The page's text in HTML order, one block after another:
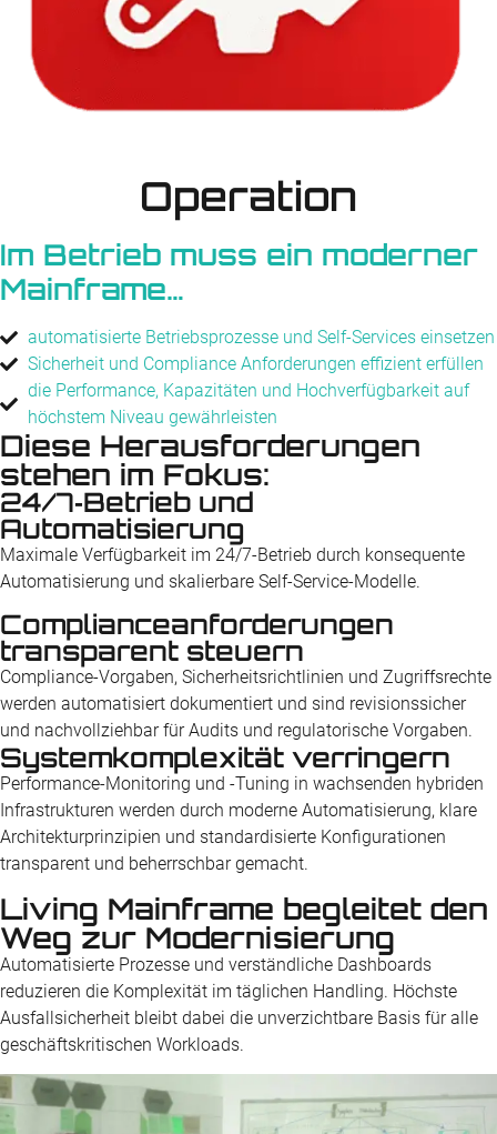
Operation
Im Betrieb muss ein moderner
Mainframe…
automatisierte Betriebs­prozesse und Self-Services einsetzen
Sicherheit und Compliance Anforderungen effizient erfüllen
die Performance, Kapazitäten und Hoch­verfügbarkeit auf
höchstem Niveau gewährleisten
Diese Herausforderungen
stehen im Fokus:
24/7‑Betrieb und
Automatisierung
Maximale Verfügbarkeit im 24/7-Betrieb durch konsequente
Automatisierung und skalierbare Self-Service-Modelle.
Compliance­anforderungen
transparent steuern
Compliance-Vorgaben, Sicherheits­­richtlinien und Zugriffs­rechte
werden automatisiert dokumentiert und sind revisions­sicher
und nachvollziehbar für Audits und regulatorische Vorgaben.
Systemkomplexität verringern
Performance-Monitoring und -Tuning in wachsenden hybriden
Infrastrukturen werden durch moderne Automatisierung, klare
Architektur­­prinzipien und standardisierte Konfigurationen
transparent und beherrschbar gemacht.
Living Mainframe begleitet den
Weg zur Modernisierung
Automatisierte Prozesse und verständliche Dashboards
reduzieren die Komplexität im täglichen Handling. Höchste
Ausfallsicherheit bleibt dabei die unverzichtbare Basis für alle
geschäftskritischen Workloads.